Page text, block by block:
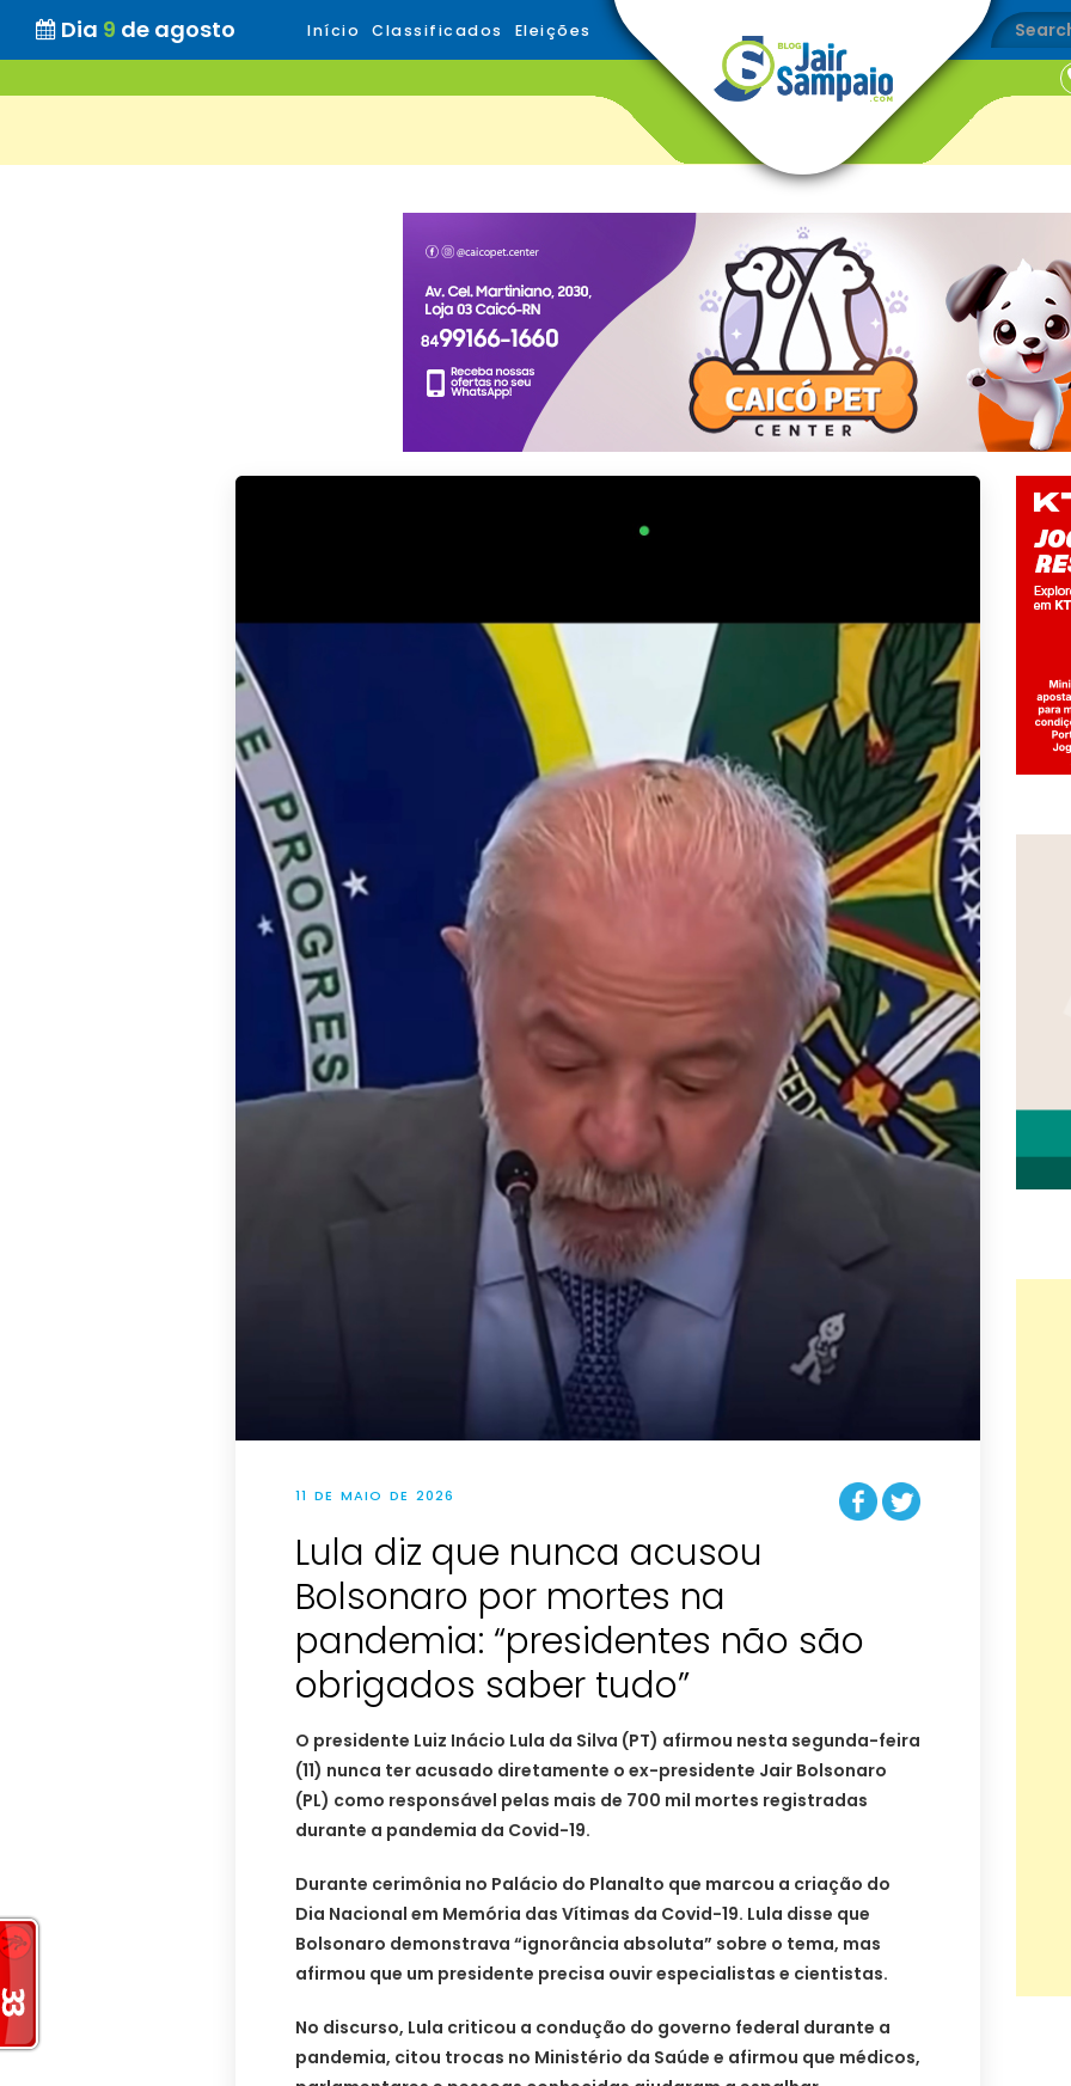
Dia 9 de agosto Início Classificados Eleições
11 DE MAIO DE 2026
Lula diz que nunca acusou
Bolsonaro por mortes na
pandemia: “presidentes não são
obrigados saber tudo”
O presidente Luiz Inácio Lula da Silva (PT) afirmou nesta segunda-feira
(11) nunca ter acusado diretamente o ex-presidente Jair Bolsonaro
(PL) como responsável pelas mais de 700 mil mortes registradas
durante a pandemia da Covid-19.
Durante cerimônia no Palácio do Planalto que marcou a criação do
Dia Nacional em Memória das Vítimas da Covid-19. Lula disse que
Bolsonaro demonstrava “ignorância absoluta” sobre o tema, mas
afirmou que um presidente precisa ouvir especialistas e cientistas.
No discurso, Lula criticou a condução do governo federal durante a
pandemia, citou trocas no Ministério da Saúde e afirmou que médicos,